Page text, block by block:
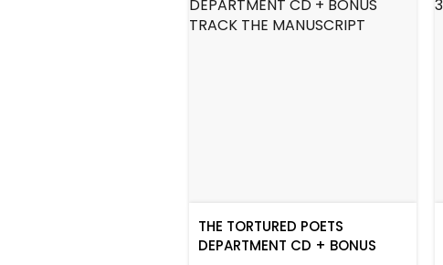
THE TORTURED POETS
DEPARTMENT CD + BONUS